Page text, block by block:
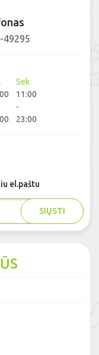
49295
Sek
11:00
-
23:00
el.paštu
SIŲSTI